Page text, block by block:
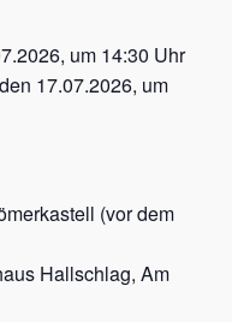
um 14:30 Uhr
17.07.2026, um
(vor dem
Hallschlag, Am